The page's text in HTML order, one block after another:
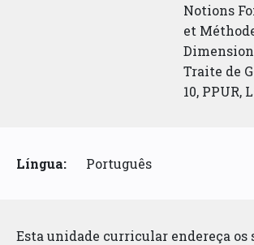
Notions
et
Traite de
10, PPUR,
Língua: Português
Esta unidade curricular endereça os